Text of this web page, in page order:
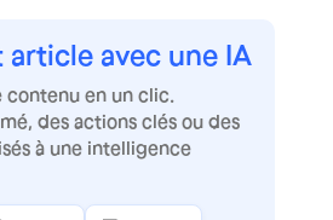
article avec une IA
en un clic.
des actions clés ou des
à une intelligence